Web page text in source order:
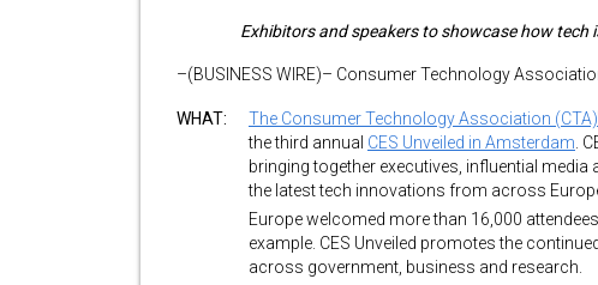
Exhibitors and speakers to showcase how tech
–(BUSINESS WIRE)– Consumer Technology
WHAT: The Consumer Technology Association (CTA)
the third annual CES Unveiled in Amsterdam .
bringing together executives, influential
the latest tech innovations from across
Europe welcomed more than 16,000
example. CES Unveiled promotes the
across government, business and research.